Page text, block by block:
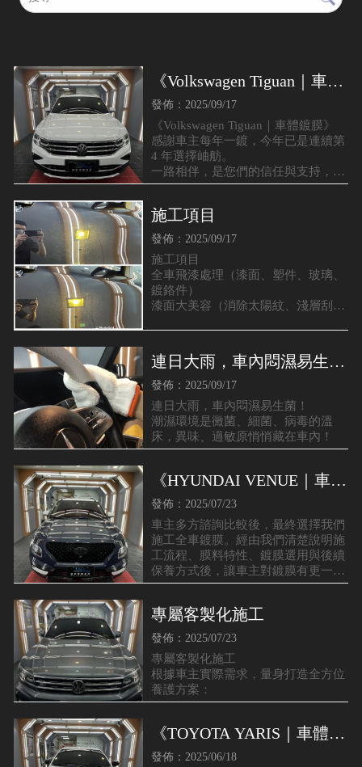
《Volkswagen Tiguan｜車體
鍍膜》
發佈：2025/09/17
《Volkswagen Tiguan｜車體鍍膜》
感謝車主每年一鍍，今年已是連續第
4 年選擇岫舫。
一路相伴，是您們的信任與支持，成
為我們堅持專業與品質的最大動力。
施工項目
發佈：2025/09/17
施工項目
全車飛漆處理（漆面、塑件、玻璃、
鍍鉻件）
漆面大美容（消除太陽紋、淺層刮痕
前擋玻璃鍍膜
連日大雨，車內悶濕易生
菌！
發佈：2025/09/17
連日大雨，車內悶濕易生菌！
潮濕環境是黴菌、細菌、病毒的溫
床，異味、過敏原悄悄藏在車內！
《HYUNDAI VENUE｜車體
鍍膜》
發佈：2025/07/23
車主多方諮詢比較後，最終選擇我們
施工全車鍍膜。經由我們清楚說明施
工流程、膜料特性、鍍膜選用與後續
保養方式後，讓車主對鍍膜有更一步
的認知，對於我們品質與專業深具信
專屬客製化施工
發佈：2025/07/23
專屬客製化施工
根據車主實際需求，量身打造全方位
養護方案：
《TOYOTA YARIS｜車體鍍
膜》台南車體鍍膜｜永康區
發佈：2025/06/18